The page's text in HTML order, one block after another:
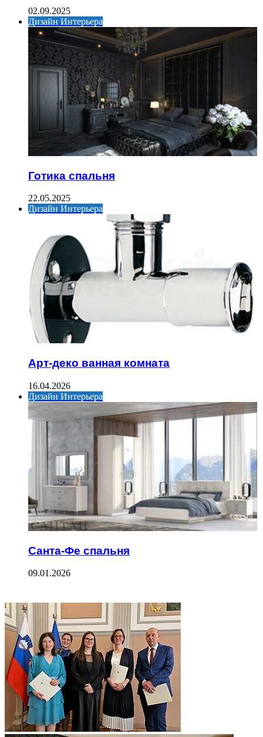
02.09.2025
Дизайн Интерьера
Готика спальня
22.05.2025
Дизайн Интерьера
Арт-деко ванная комната
16.04.2026
Дизайн Интерьера
Санта-Фе спальня
09.01.2026